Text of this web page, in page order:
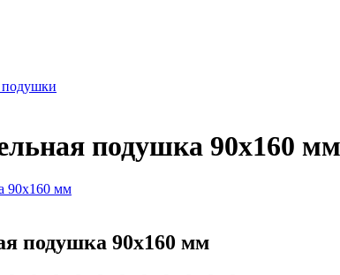
подушка 90х160 мм
подушка 90х160 мм